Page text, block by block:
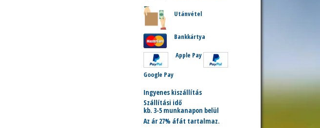
Utánvétel
Bankkártya
Apple Pay
Google Pay
Ingyenes kiszállítás
Szállítási idő
kb. 3-5 munkanapon belül
Az ár 27% áfát tartalmaz.